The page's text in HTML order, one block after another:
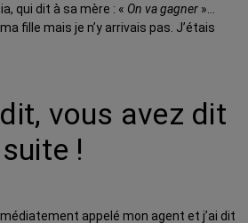
qui dit à sa mère : « On va gagner »…
fille mais je n’y arrivais pas. J’étais
vous avez dit
!
appelé mon agent et j’ai dit